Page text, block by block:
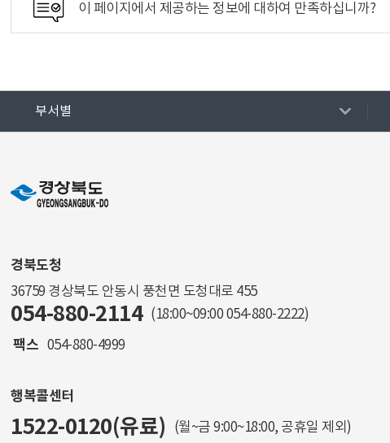
이 페이지에서 제공하는 정보에 대하여 만족하십니까?
부서별
경북도청
36759 경상북도 안동시 풍천면 도청대로 455
054-880-2114 (18:00~09:00 054-880-2222)
팩스 054-880-4999
행복콜센터
1522-0120(유료) (월~금 9:00~18:00, 공휴일 제외)